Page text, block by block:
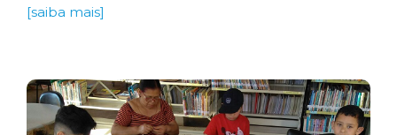
[saiba mais]